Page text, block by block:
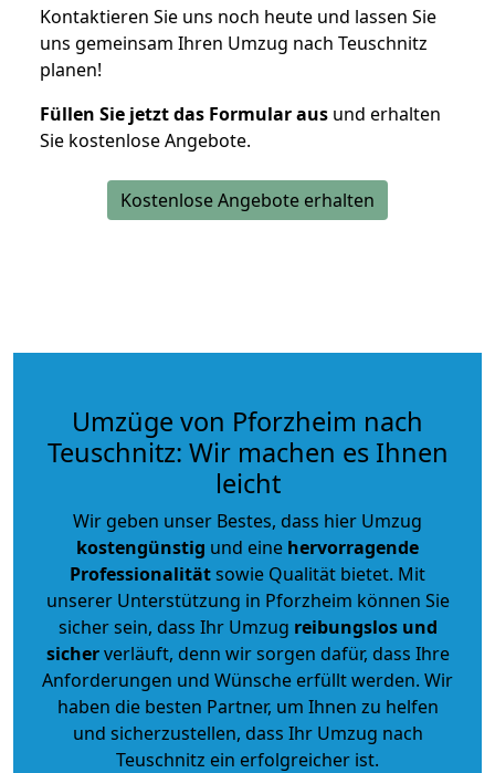
Kontaktieren Sie uns noch heute und lassen Sie
uns gemeinsam Ihren Umzug nach Teuschnitz
planen!
Füllen Sie jetzt das Formular aus und erhalten
Sie kostenlose Angebote.
Kostenlose Angebote erhalten
Umzüge von Pforzheim nach
Teuschnitz: Wir machen es Ihnen
leicht
Wir geben unser Bestes, dass hier Umzug
kostengünstig und eine hervorragende
Professionalitätsowie Qualität bietet. Mit
unserer Unterstützung in Pforzheim können Sie
sicher sein, dass Ihr Umzug reibungslos und
sicherverläuft, denn wir sorgen dafür, dass Ihre
Anforderungen und Wünsche erfüllt werden. Wir
haben die besten Partner, um Ihnen zu helfen
und sicherzustellen, dass Ihr Umzug nach
Teuschnitz ein erfolgreicher ist.